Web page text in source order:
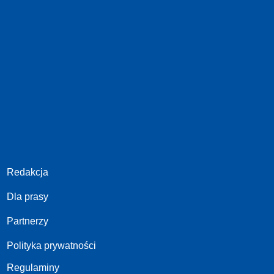
Redakcja
Dla prasy
Partnerzy
Polityka prywatności
Regulaminy